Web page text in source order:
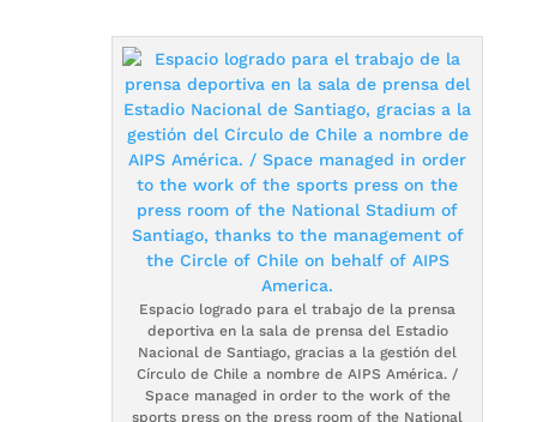
Espacio logrado para el trabajo de la prensa
deportiva en la sala de prensa del Estadio
Nacional de Santiago, gracias a la gestión del
Círculo de Chile a nombre de AIPS América. /
Space managed in order to the work of the
sports press on the press room of the National